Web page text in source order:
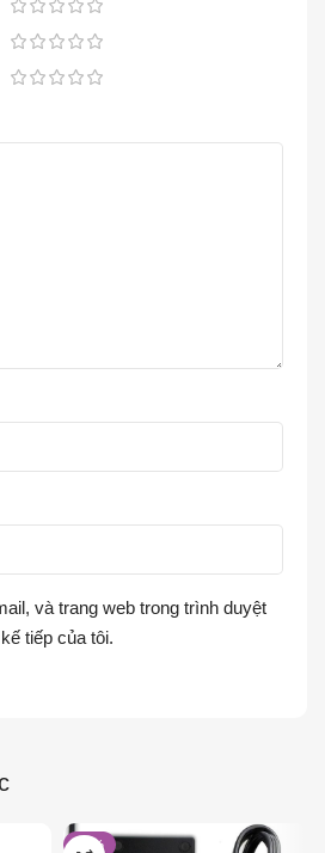
và trang web trong trình duyệt
tiếp của tôi.
-20%